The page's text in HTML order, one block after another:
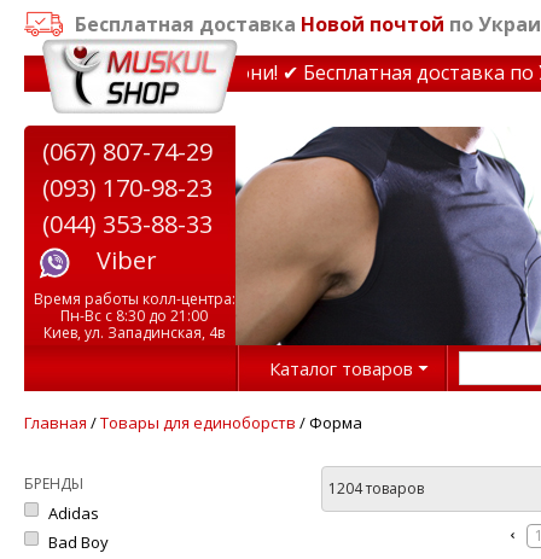
Бесплатная доставка Новой почтой по
до 15% Звони! ✔ Бесплатная доставка по
(067) 807-74-29
(093) 170-98-23
(044) 353-88-33
Viber
Время работы колл-центра:
Пн-Вс с 8:30 до 21:00
Киев, ул. Западинская, 4в
Каталог товаров
Главная /Товары для единоборств / Форма
БРЕНДЫ
Adidas
Bad Boy
1204 товаров